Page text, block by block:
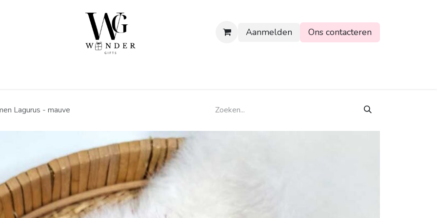
Aanmelden Ons contacteren
Lagurus - mauve